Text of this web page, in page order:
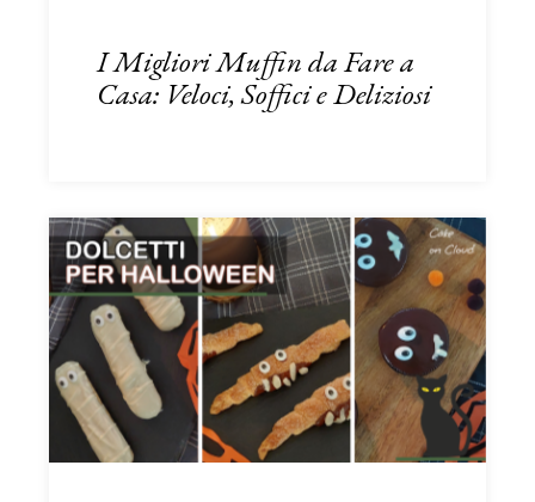
I Migliori Muffin da Fare a
Casa: Veloci, Soffici e Deliziosi